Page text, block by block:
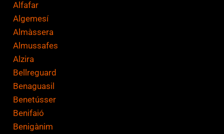
Alfafar
Algemesí
Almàssera
Almussafes
Alzira
Bellreguard
Benaguasil
Benetússer
Benifaió
Benigànim